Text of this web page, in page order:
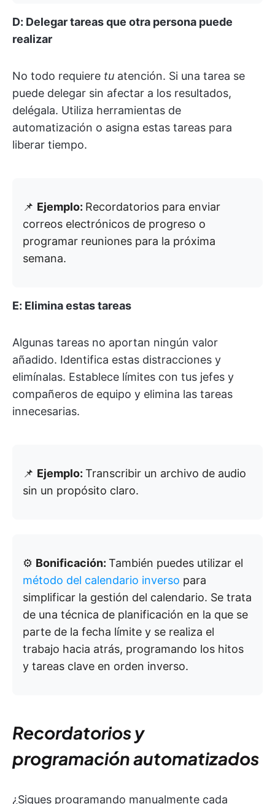
D: Delegar tareas que otra persona puede
realizar
No todo requiere tu atención. Si una tarea se
puede delegar sin afectar a los resultados,
delégala. Utiliza herramientas de
automatización o asigna estas tareas para
liberar tiempo.
📌 Ejemplo: Recordatorios para enviar
correos electrónicos de progreso o
programar reuniones para la próxima
semana.
E: Elimina estas tareas
Algunas tareas no aportan ningún valor
añadido. Identifica estas distracciones y
elimínalas. Establece límites con tus jefes y
compañeros de equipo y elimina las tareas
innecesarias.
📌 Ejemplo: Transcribir un archivo de audio
sin un propósito claro.
⚙️ Bonificación: También puedes utilizar el
método del calendario inverso para
simplificar la gestión del calendario. Se trata
de una técnica de planificación en la que se
parte de la fecha límite y se realiza el
trabajo hacia atrás, programando los hitos
y tareas clave en orden inverso.
Recordatorios y
programación automatizados
¿Sigues programando manualmente cada